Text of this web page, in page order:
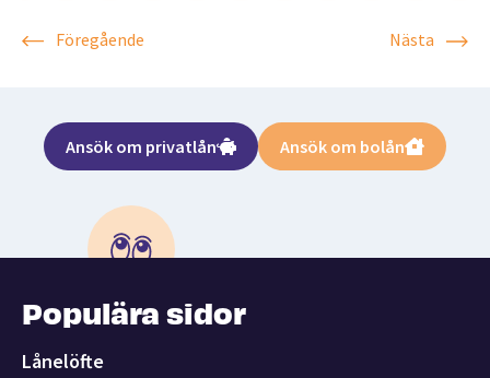
Föregående Nästa
Ansök om privatlån Ansök om bolån
Populära sidor
Lånelöfte